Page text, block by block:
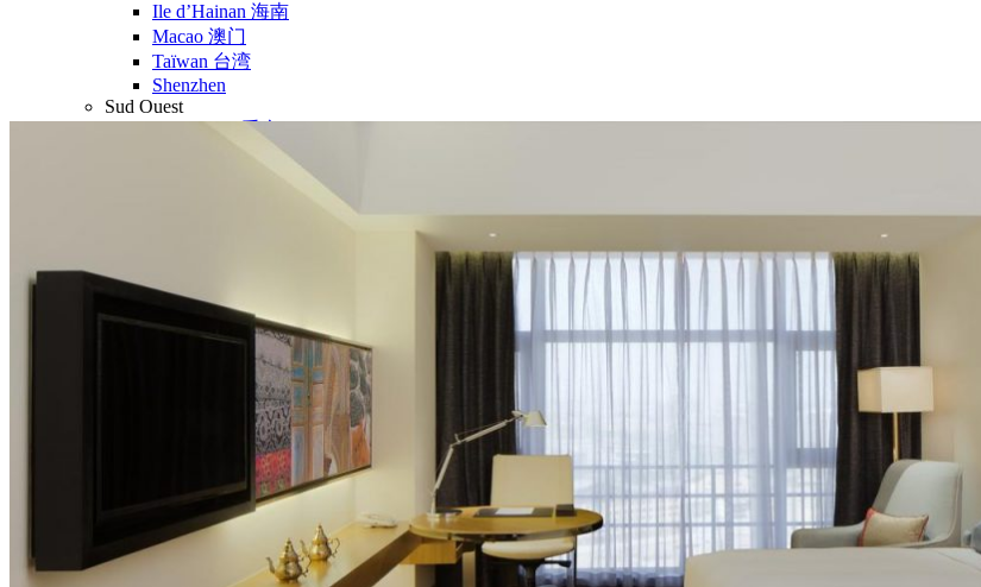
Ile d’Hainan 海南
Macao 澳门
Taïwan 台湾
Shenzhen
Sud Ouest
Chongqing 重庆
Organisation
Circuits sur mesure
Nos Petits Groupes
Classique et incontournables
Culture & expériences
Nature et grands paysages
Famille et enfants
Trekking et aventure
Luxe et exception
Où et quand partir ?
Printemps